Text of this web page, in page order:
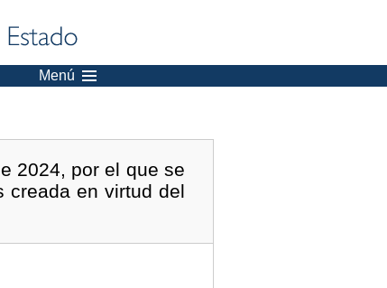
Menú
2024, por el que se
creada en virtud del